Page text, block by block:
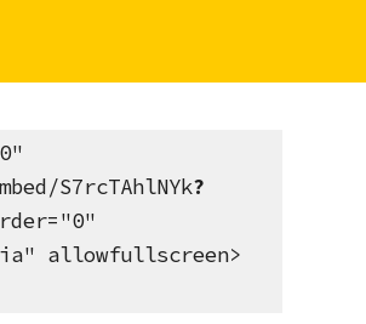
S7rcTAhlNYk?
allowfullscreen>